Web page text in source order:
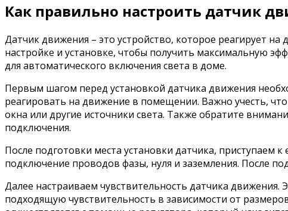
Как правильно настроить датчик
Датчик движения – это устройство, которое реагирует
настройке и установке, чтобы получить максимальную
для автоматического включения света в доме.
Первым шагом перед установкой датчика движения
реагировать на движение в помещении. Важно учесть,
окна или другие источники света. Также обратите
подключения.
После подготовки места установки датчика, приступаем
подключение проводов фазы, нуля и заземления. После
Далее настраиваем чувствительность датчика
подходящую чувствительность в зависимости от